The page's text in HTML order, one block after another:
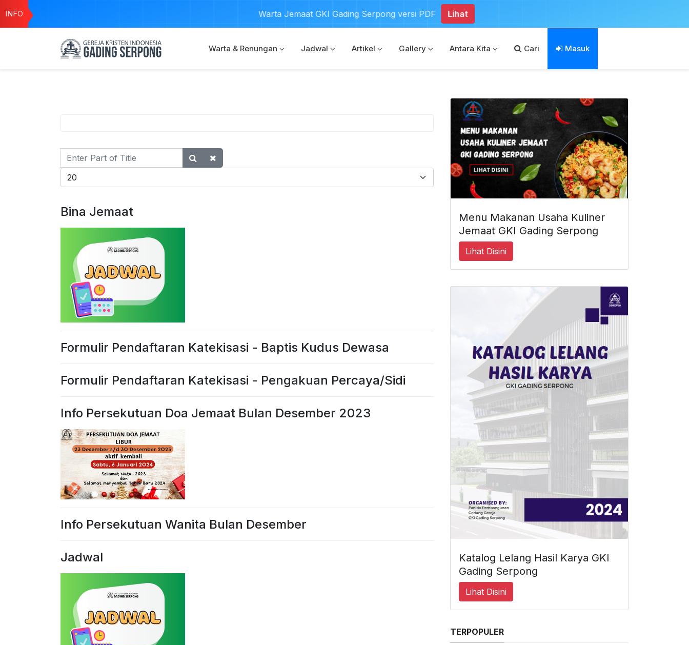
INFO Warta Jemaat GKI Gading Serpong versi PDF Lihat
Warta & Renungan Jadwal Artikel Gallery Antara Kita Cari Masuk
Enter
Part
of
Display #
Bina Jemaat
Formulir Pendaftaran Katekisasi - Baptis Kudus Dewasa
Formulir Pendaftaran Katekisasi - Pengakuan Percaya/Sidi
Info Persekutuan Doa Jemaat Bulan Desember 2023
Info Persekutuan Wanita Bulan Desember
Jadwal
Menu Makanan Usaha Kuliner
Jemaat GKI Gading Serpong
Lihat Disini
Katalog Lelang Hasil Karya GKI
Gading Serpong
Lihat Disini
TERPOPULER